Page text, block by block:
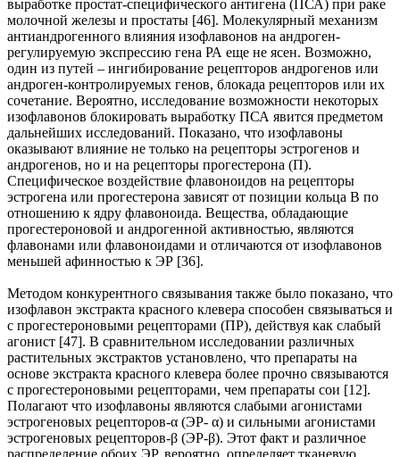
выработке простат-специфического антигена (ПСА) при раке
молочной железы и простаты [46]. Молекулярный механизм
антиандрогенного влияния изофлавонов на андроген-
регулируемую экспрессию гена РА еще не ясен. Возможно,
один из путей – ингибирование рецепторов андрогенов или
андроген-контролируемых генов, блокада рецепторов или их
сочетание. Вероятно, исследование возможности некоторых
изофлавонов блокировать выработку ПСА явится предметом
дальнейших исследований. Показано, что изофлавоны
оказывают влияние не только на рецепторы эстрогенов и
андрогенов, но и на рецепторы прогестерона (П).
Специфическое воздействие флавоноидов на рецепторы
эстрогена или прогестерона зависят от позиции кольца В по
отношению к ядру флавоноида. Вещества, обладающие
прогестероновой и андрогенной активностью, являются
флавонами или флавоноидами и отличаются от изофлавонов
меньшей афинностью к ЭР [36].
Методом конкурентного связывания также было показано, что
изофлавон экстракта красного клевера способен связываться и
с прогестероновыми рецепторами (ПР), действуя как слабый
агонист [47]. В сравнительном исследовании различных
растительных экстрактов установлено, что препараты на
основе экстракта красного клевера более прочно связываются
с прогестероновыми рецепторами, чем препараты сои [12].
Полагают что изофлавоны являются слабыми агонистами
эстрогеновых рецепторов-α (ЭР- α) и сильными агонистами
эстрогеновых рецепторов-β (ЭР-β). Этот факт и различное
распределение обоих ЭР, вероятно, определяет тканевую